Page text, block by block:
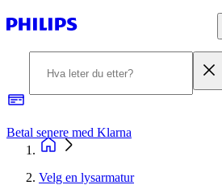
Betal senere med Klarna
Velg en lysarmatur